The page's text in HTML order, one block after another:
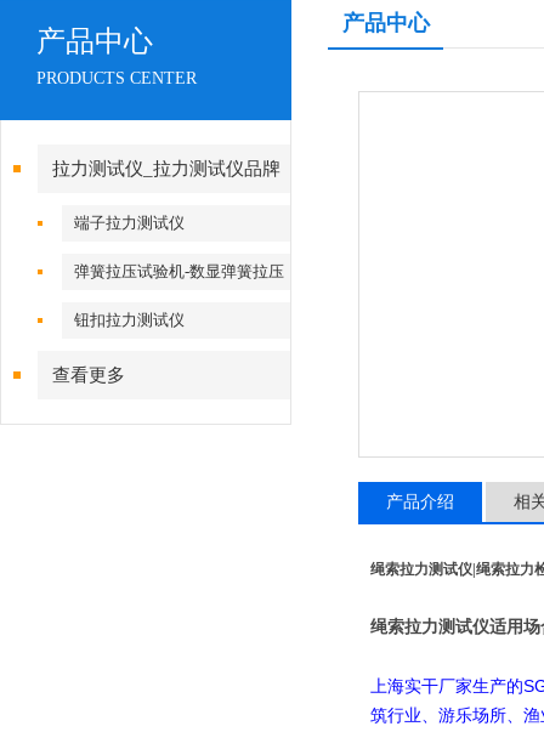
产品中心
PRODUCTS CENTER
拉力测试仪_拉力测试仪品牌
端子拉力测试仪
弹簧拉压试验机-数显弹簧拉压
试验机
钮扣拉力测试仪
查看更多
产品中心
产品介绍 相
绳索拉力测试仪|绳索拉力
绳索拉力测试仪适用场
上海实干厂家生产的
筑行业、游乐场所、